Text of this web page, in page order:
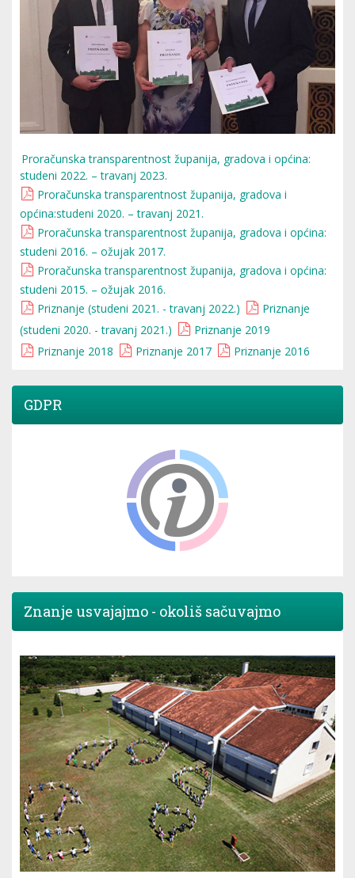
Proračunska transparentnost županija, gradova i općina:
studeni 2022. – travanj 2023.
Proračunska transparentnost županija, gradova i
općina:studeni 2020. – travanj 2021.
Proračunska transparentnost županija, gradova i općina:
studeni 2016. – ožujak 2017.
Proračunska transparentnost županija, gradova i općina:
studeni 2015. – ožujak 2016.
Priznanje (studeni 2021. - travanj 2022.)
Priznanje
(studeni 2020. - travanj 2021.)
Priznanje 2019
Priznanje 2018
Priznanje 2017 Priznanje 2016
GDPR
Znanje usvajajmo - okoliš sačuvajmo